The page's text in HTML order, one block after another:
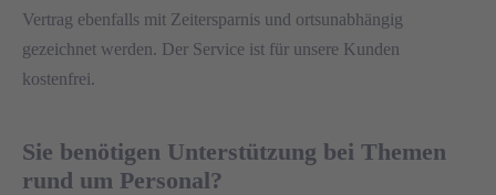
Vertrag ebenfalls mit Zeitersparnis und ortsunabhängig
gezeichnet werden. Der Service ist für unsere Kunden
kostenfrei.
Sie benötigen Unterstützung bei Themen
rund um Personal?